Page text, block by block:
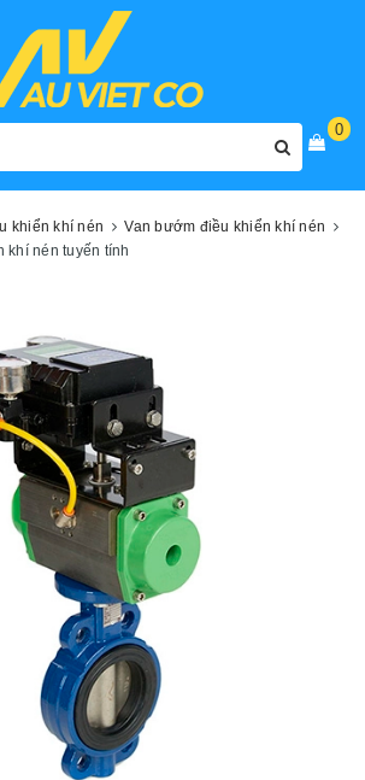
0
khiển khí nén
Van bướm điều khiển khí nén
khí nén tuyến tính